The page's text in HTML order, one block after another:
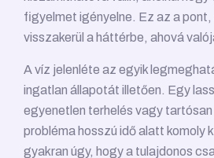
figyelmet igényelne. Ez az a pont,
visszakerül a háttérbe, ahová
A víz jelenléte az egyik
ingatlan állapotát illetően. Egy
egyenetlen terhelés vagy tartósan
probléma hosszú idő alatt komoly
gyakran úgy, hogy a tulajdonos